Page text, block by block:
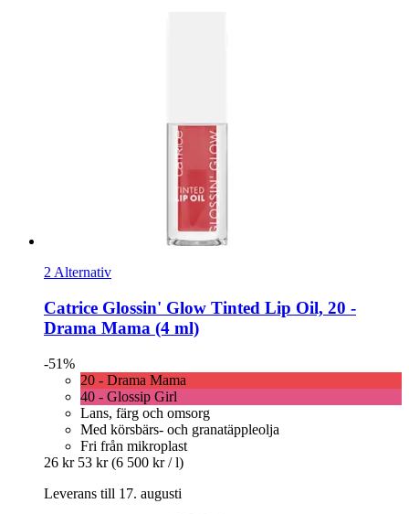
2 Alternativ
Catrice Glossin' Glow Tinted Lip Oil, 20 -​
Drama Mama (4 ml)
-51%
20 - Drama Mama
40 - Glossip Girl
Lans, färg och omsorg
Med körsbärs- och granatäppleolja
Fri från mikroplast
26 kr 53 kr (6 500 kr / l)
Leverans till 17. augusti